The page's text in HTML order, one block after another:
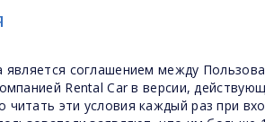
является соглашением между
Rental Car в версии,
эти условия каждый раз при